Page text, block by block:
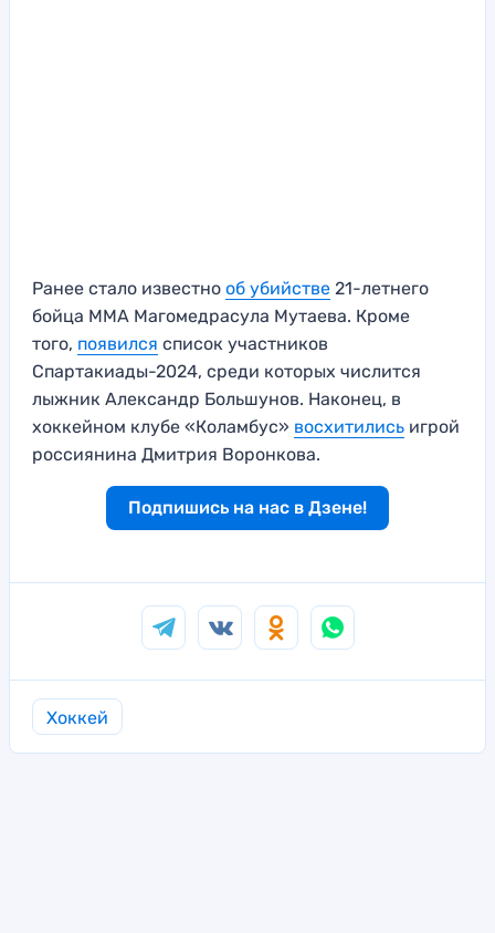
Ранее стало известно об убийстве 21-летнего
бойца ММА Магомедрасула Мутаева. Кроме
того, появился список участников
Спартакиады-2024, среди которых числится
лыжник Александр Большунов. Наконец, в
хоккейном клубе «Коламбус» восхитились игрой
россиянина Дмитрия Воронкова.
Подпишись на нас в Дзене!
Хоккей